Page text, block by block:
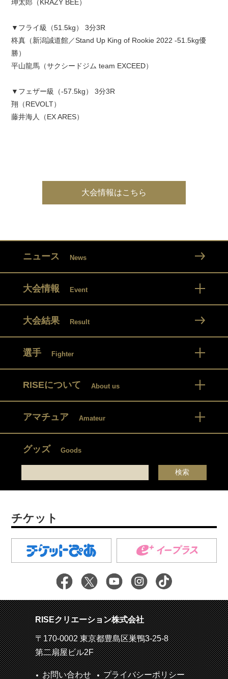
珅太郎（KRAZY BEE）
▼フライ級（51.5kg） 3分3R
柊真（新潟誠道館／Stand Up King of Rookie 2022 -51.5kg優
勝）
平山龍馬（サクシードジム team EXCEED）
▼フェザー級（-57.5kg） 3分3R
翔（REVOLT）
藤井海人（EX ARES）
大会情報はこちら
ニュース News
大会情報 Event
大会結果 Result
選手 Fighter
RISEについて About us
アマチュア Amateur
グッズ Goods
チケット
RISEクリエーション株式会社
〒170-0002 東京都豊島区巣鴨3-25-8
第二扇屋ビル2F
お問い合わせ プライバシーポリシー